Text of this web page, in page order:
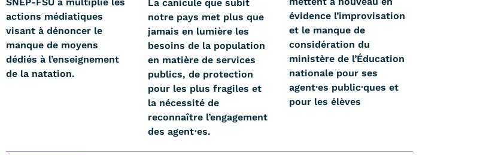
actions médiatiques
visant à dénoncer le
manque de moyens
dédiés à l’enseignement
de la natation.
La canicule que subit
notre pays met plus que
jamais en lumière les
besoins de la population
en matière de services
publics, de protection
pour les plus fragiles et
la nécessité de
reconnaître l’engagement
des agent⋅es.
évidence l’improvisation
et le manque de
considération du
ministère de l’Éducation
nationale pour ses
agent·es public·ques et
pour les élèves